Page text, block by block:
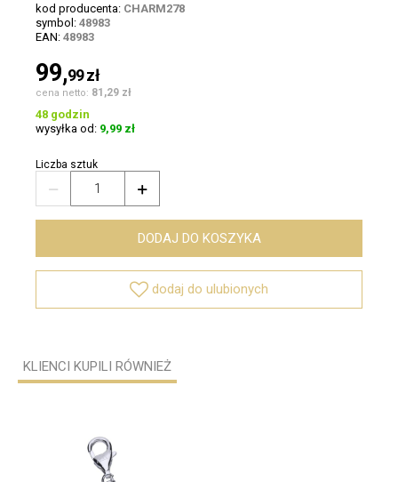
kod producenta: CHARM278
symbol: 48983
EAN: 48983
99,99zł
cena netto: 81,29 zł
48 godzin
wysyłka od: 9,99 zł
Liczba sztuk
 
DODAJ DO KOSZYKA
 dodaj do ulubionych
KLIENCI KUPILI RÓWNIEŻ